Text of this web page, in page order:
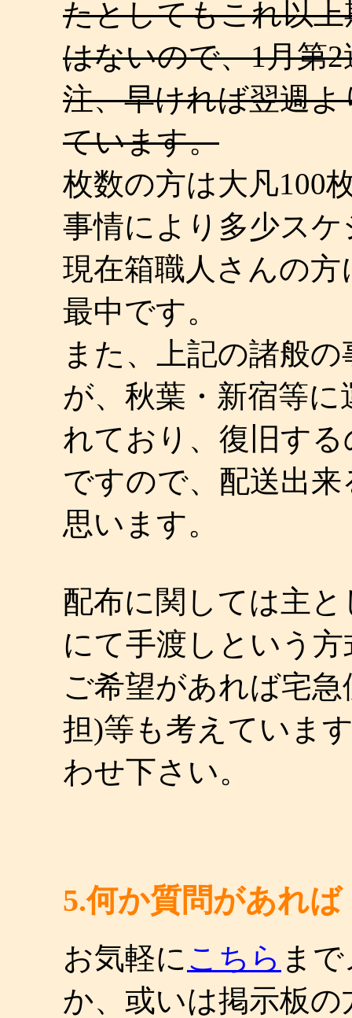
たとしてもこれ以
はないので、1月第
注、早ければ翌週
ています。
枚数の方は大凡100
事情により多少ス
現在箱職人さんの
最中です。
また、上記の諸般
が、秋葉・新宿等
れており、復旧す
ですので、配送出
思います。
配布に関しては主
にて手渡しという
ご希望があれば宅
担)等も考えていま
わせ下さい。
5.何か質問があれば
お気軽にこちら ま
か、或いは掲示板